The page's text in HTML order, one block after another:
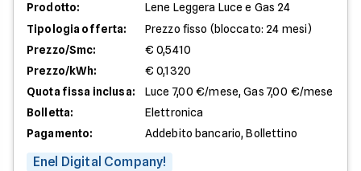
Prodotto:
Lene Leggera Luce e Gas 24
Tipologia offerta:
Prezzo fisso (bloccato: 24 mesi)
Prezzo/Smc:
€ 0,5410
Prezzo/kWh:
€ 0,1320
Quota fissa inclusa:
Luce 7,00 €/mese, Gas 7,00 €/mese
Bolletta:
Elettronica
Pagamento:
Addebito bancario, Bollettino
Enel Digital Company!